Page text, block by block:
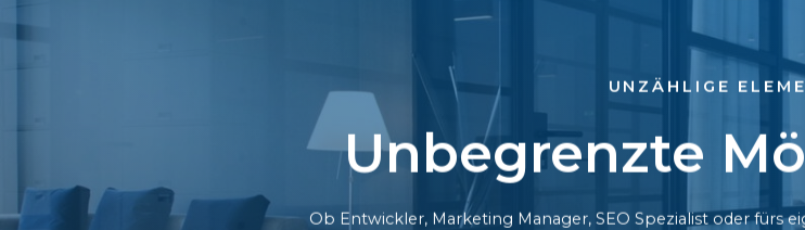
UNZÄHLIGE
Unbegrenzte
Ob Entwickler, Marketing Manager, SEO Spezialist oder fürs